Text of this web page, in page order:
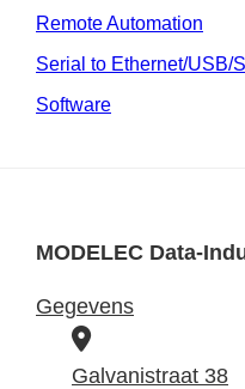
Remote Automation
Serial to Ethernet/USB/
Software
MODELEC Data-
Gegevens
B
e
Galvanistraat 38